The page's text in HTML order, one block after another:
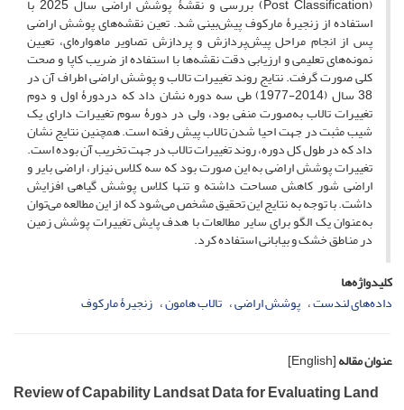
(Post Classification) بررسی و نقشۀ پوشش اراضی سال 2025 با
استفاده از زنجیرۀ مارکوف پیش‌بینی شد. تعین نقشه‌های پوشش اراضی
پس از انجام مراحل پیش‌پردازش و پردازش تصاویر ماهواره‌ای، تعیین
نمونه‌های تعلیمی و ارزیابی دقت نقشه‌ها با استفاده از ضریب کاپا و صحت
کلی صورت گرفت. نتایج روند تغییرات تالاب و پوشش اراضی اطراف آن در
38 سال (2014-1977) طی سه دوره نشان داد که دردورۀ اول و دوم
تغییرات تالاب به‌صورت منفی بود، ولی در دورۀ سوم تغییرات دارای یک
شیب مثبت در جهت احیا شدن تالاب پیش رفته است. همچنین نتایج نشان
داد که در طول کل دوره، روند تغییرات تالاب در جهت تخریب آن بوده است.
تغییرات پوشش اراضی به این صورت بود که سه کلاس نیزار، اراضی بایر و
اراضی شور کاهش مساحت داشته و تنها کلاس پوشش گیاهی افزایش
داشت. با توجه به نتایج این تحقیق مشخص می‌شود که از این مطالعه می‌توان
به‌عنوان یک الگو برای سایر مطالعات با هدف پایش تغییرات پوشش زمین
در مناطق خشک و بیابانی استفاده کرد.
کلیدواژه‌ها
داده‌های لندست پوشش اراضی تالاب‌ هامون زنجیرۀ مارکوف
عنوان مقاله[English]
Review of Capability Landsat Data for Evaluating Land